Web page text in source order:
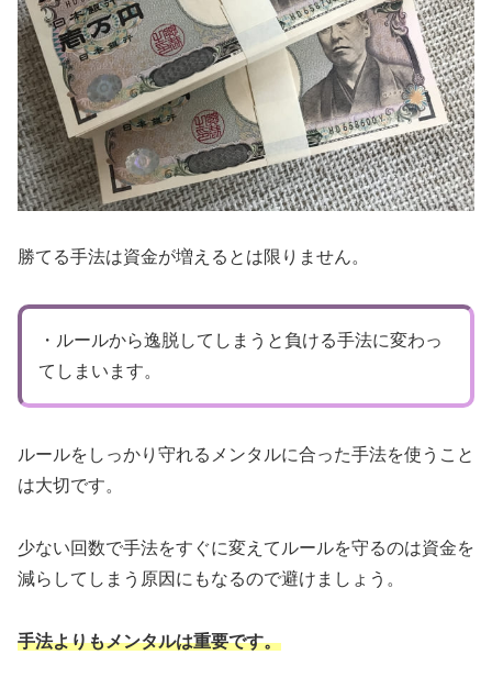
勝てる手法は資金が増えるとは限りません。
・ルールから逸脱してしまうと負ける手法に変わっ
てしまいます。
ルールをしっかり守れるメンタルに合った手法を使うこと
は大切です。
少ない回数で手法をすぐに変えてルールを守るのは資金を
減らしてしまう原因にもなるので避けましょう。
手法よりもメンタルは重要です。